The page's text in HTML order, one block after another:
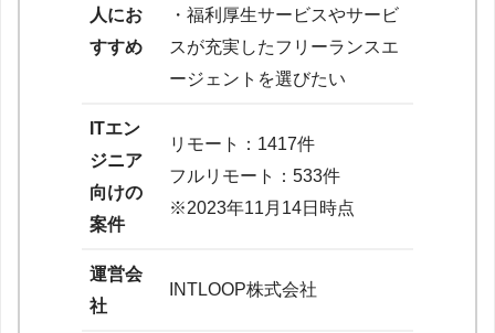
人にお
すすめ
・福利厚生サービスやサービ
スが充実したフリーランスエ
ージェントを選びたい
ITエン
ジニア
向けの
案件
リモート：1417件
フルリモート：533件
※2023年11月14日時点
運営会
社
INTLOOP株式会社